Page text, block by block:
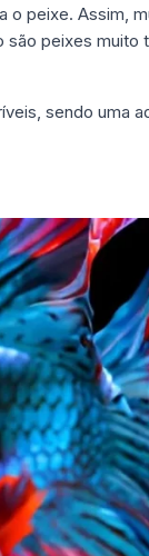
peixe. Assim,
peixes muito
sendo uma